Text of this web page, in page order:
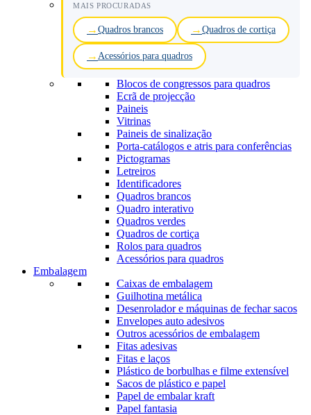
MAIS PROCURADAS
Quadros brancos Quadros de cortiça
Acessórios para quadros
Blocos de congressos para quadros
Ecrã de projecção
Paineis
Vitrinas
Paineis de sinalização
Porta-catálogos e atris para conferências
Pictogramas
Letreiros
Identificadores
Quadros brancos
Quadro interativo
Quadros verdes
Quadros de cortiça
Rolos para quadros
Acessórios para quadros
Embalagem
Caixas de embalagem
Guilhotina metálica
Desenrolador e máquinas de fechar sacos
Envelopes auto adesivos
Outros acessórios de embalagem
Fitas adesivas
Fitas e laços
Plástico de borbulhas e filme extensível
Sacos de plástico e papel
Papel de embalar kraft
Papel fantasia